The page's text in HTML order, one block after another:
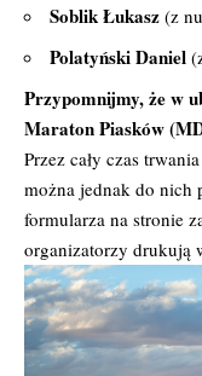
Soblik Łukasz (z
Polatyński Daniel
Przypomnijmy, że w
Maraton Piasków
Przez cały czas
można jednak do nich
formularza na stronie
organizatorzy drukują